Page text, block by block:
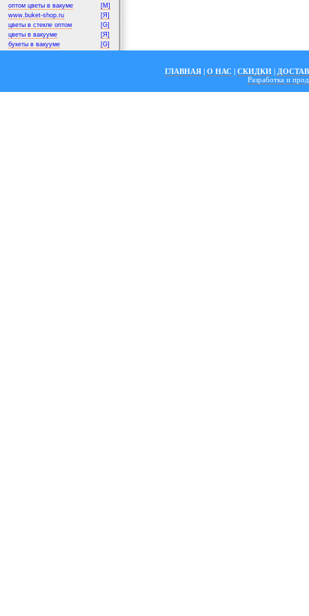
оптом цветы в вакуме
[M]
www.buket-shop.ru
[Я]
цветы в стекле оптом
[G]
цветы в вакууме
[Я]
букеты в вакууме
[G]
ГЛАВНАЯ | О НАС | СКИДКИ |
Разработка и